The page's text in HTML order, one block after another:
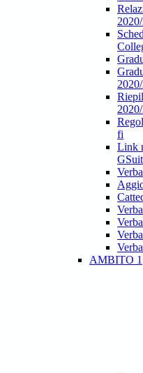
2020/
2020/
fi
Link
AMBITO 1